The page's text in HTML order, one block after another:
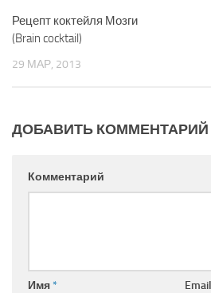
Рецепт коктейля Мозги
(Brain cocktail)
29 МАР, 2013
ДОБАВИТЬ КОММЕНТАРИЙ
Комментарий
Имя* Email